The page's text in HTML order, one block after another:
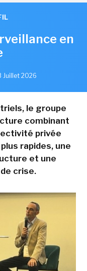
en
Juillet 2026
le groupe
combinant
privée
rapides, une
et une
crise.